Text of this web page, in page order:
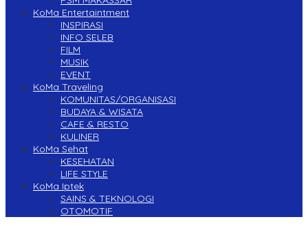
KoMa Entertaintment
INSPIRASI
INFO SELEB
FILM
MUSIK
EVENT
KoMa Traveling
KOMUNITAS/ORGANISASI
BUDAYA & WISATA
CAFE & RESTO
KULINER
KoMa Sehat
KESEHATAN
LIFE STYLE
KoMa Iptek
SAINS & TEKNOLOGI
OTOMOTIF